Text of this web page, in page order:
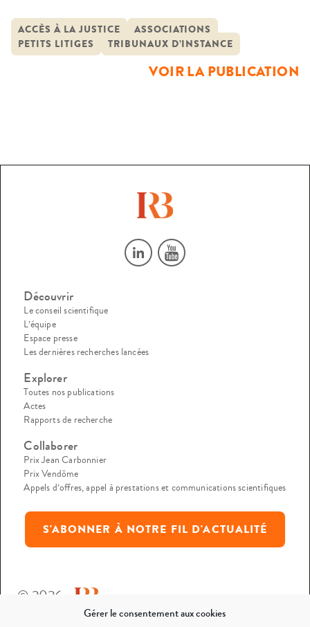
Gérer le consentement aux cookies
premier et en dernier ressort, c’est à dire les litiges mobiliers
ou personnels ne dépassant pas 3 812 € (25 000 F). La
recherche concerne par ailleurs […]
ACCÈS À LA JUSTICE
ASSOCIATIONS
PETITS LITIGES
TRIBUNAUX D’INSTANCE
VOIR LA PUBLICATION
Découvrir
Le conseil scientifique
L’équipe
Espace presse
Les dernières recherches lancées
Explorer
Toutes nos publications
Actes
Rapports de recherche
Collaborer
Prix Jean Carbonnier
Prix Vendôme
Appels d’offres, appel à prestations et communications scientifiques
S'ABONNER À NOTRE FIL D'ACTUALITÉ
© 2026